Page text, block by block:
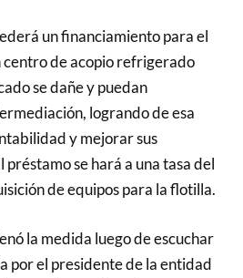
un financiamiento para el
de acopio refrigerado
se dañe y puedan
logrando de esa
y mejorar sus
préstamo se hará a una tasa del
de equipos para la flotilla.
la medida luego de escuchar
por el presidente de la entidad